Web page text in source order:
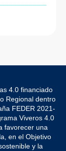
4.0 financiado
Regional dentro
FEDER 2021-
Viveros 4.0
favorecer una
en el Objetivo
y la